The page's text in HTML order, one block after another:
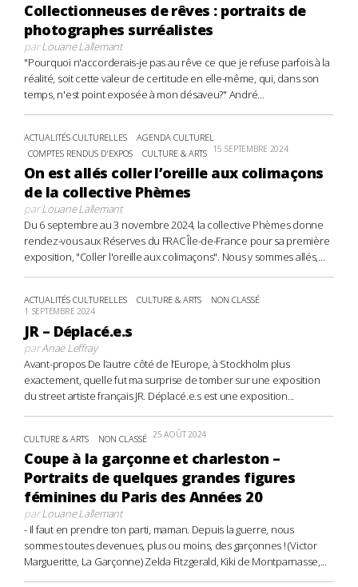
Collectionneuses de rêves : portraits de
photographes surréalistes
parLouane Lallemant
"Pourquoi n'accorderais-je pas au rêve ce que je refuse parfois à la
réalité, soit cette valeur de certitude en elle-même, qui, dans son
temps, n'est point exposée à mon désaveu?" André...
ACTUALITÉS CULTURELLES
AGENDA CULTUREL
COMPTES RENDUS D'EXPOS
CULTURE & ARTS 15 SEPTEMBRE 2024
On est allés coller l’oreille aux colimaçons
de la collective Phèmes
parLouane Lallemant
Du 6 septembre au 3 novembre 2024, la collective Phèmes donne
rendez-vous aux Réserves du FRAC Île-de-France pour sa première
exposition, "Coller l'oreille aux colimaçons". Nous y sommes allés,...
ACTUALITÉS CULTURELLES CULTURE & ARTS NON CLASSÉ
1 SEPTEMBRE 2024
JR – Déplacé.e.s
parAnaë Leffray
Avant-propos De l’autre côté de l’Europe, à Stockholm plus
exactement, quelle fut ma surprise de tomber sur une exposition
du street artiste français JR. Déplacé.e.s est une exposition...
CULTURE & ARTS NON CLASSÉ 25 AOÛT 2024
Coupe à la garçonne et charleston –
Portraits de quelques grandes figures
féminines du Paris des Années 20
parLouane Lallemant
- Il faut en prendre ton parti, maman. Depuis la guerre, nous
sommes toutes devenues, plus ou moins, des garçonnes ! (Victor
Margueritte, La Garçonne) Zelda Fitzgerald, Kiki de Montparnasse,...